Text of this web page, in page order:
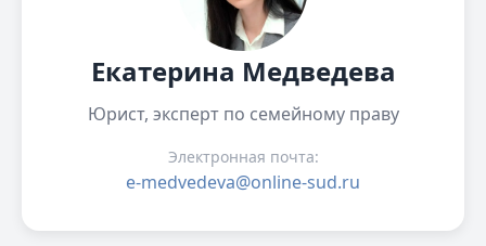
Екатерина Медведева
Юрист, эксперт по семейному праву
Электронная почта:
e-medvedeva@online-sud.ru